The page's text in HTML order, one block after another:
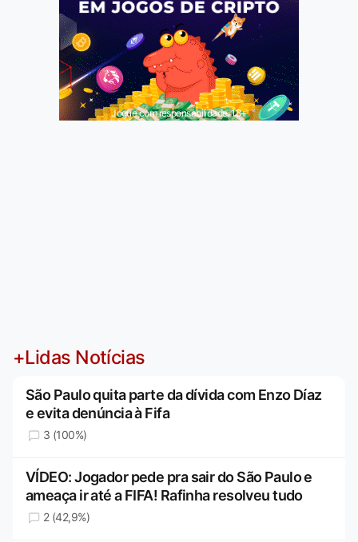
Jogue com responsabilidade. 18+
+Lidas Notícias
São Paulo quita parte da dívida com Enzo Díaz
e evita denúncia à Fifa
3 (100%)
VÍDEO: Jogador pede pra sair do São Paulo e
ameaça ir até a FIFA! Rafinha resolveu tudo
2 (42,9%)